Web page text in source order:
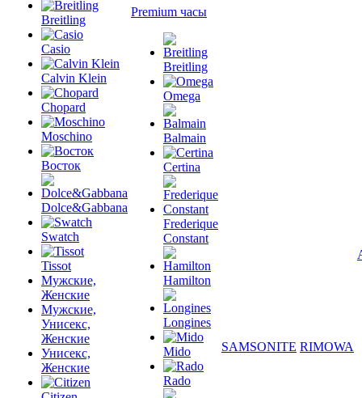
Breitling
Casio
Calvin Klein
Chopard
Moschino
Восток
Dolce&Gabbana
Swatch
Tissot
Мужские,
Женские
Мужские,
Унисекс,
Женские
Унисекс,
Женские
Premium часы
Breitling
Omega
Balmain
Certina
Frederique
Constant
Hamilton
Longines
Mido
Rado
SAMSONITE RIMOWA